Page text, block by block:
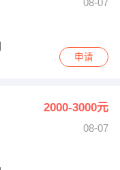
08-07
申请
2000-3000元
08-07